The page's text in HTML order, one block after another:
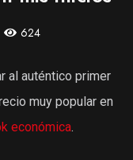
624
al auténtico primer
muy popular en
económica.